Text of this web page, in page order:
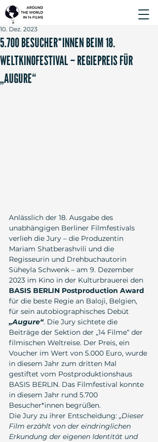
5.700 BESUCHER*INNEN BEIM 18.
WELTKINOFESTIVAL – REGIEPREIS FÜR
„AUGURE“
10. Dez. 2023
Anlässlich der 18. Ausgabe des
unabhängigen Berliner Filmfestivals
verlieh die Jury – die Produzentin
Mariam Shatberashvili und die
Regisseurin und Drehbuchautorin
Süheyla Schwenk – am 9. Dezember
2023 im Kino in der Kulturbrauerei den
BASIS BERLIN Postproduction Award
für die beste Regie an Baloji, Belgien,
für sein autobiographisches Debüt
„Augure“. Die Jury sichtete die
Beiträge der Sektion der „14 Filme“ der
filmischen Weltreise. Der Preis, ein
Voucher im Wert von 5.000 Euro, wurde
in diesem Jahr zum dritten Mal
gestiftet vom Postproduktionshaus
BASIS BERLIN. Das Filmfestival konnte
in diesem Jahr rund 5.700
Besucher*innen begrüßen.
Die Jury zu ihrer Entscheidung: „Dieser
Film erzählt von der eindringlichen
Erkundung der eigenen Identität und